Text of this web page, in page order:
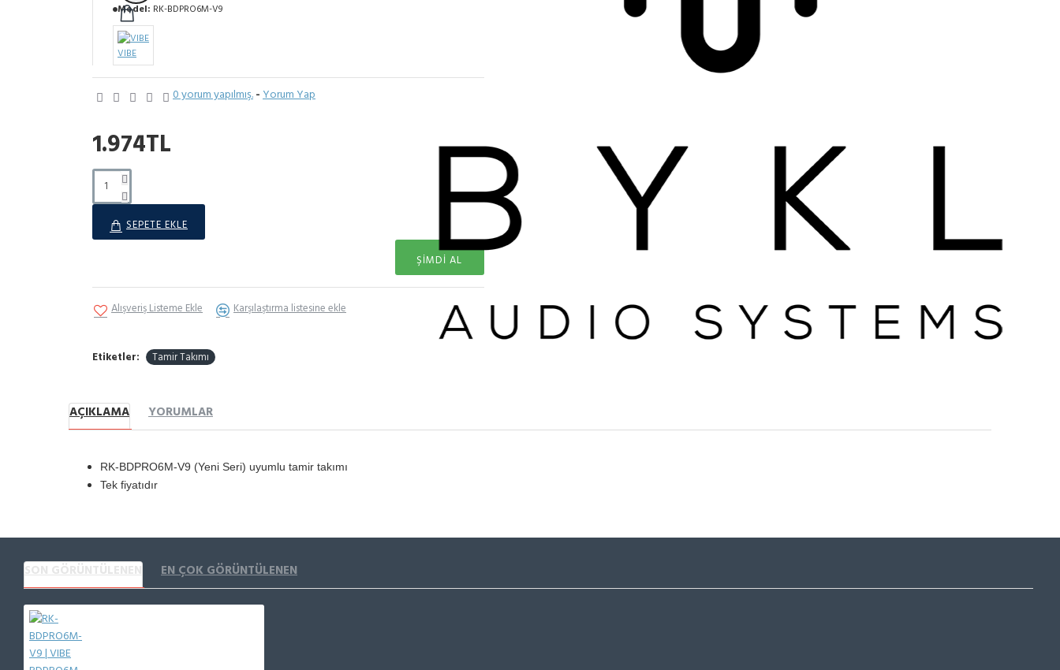
Model: RK-BDPRO6M-V9
VIBE
0 yorum yapılmış. - Yorum Yap
1.974TL
SEPETE EKLE
ŞIMDI AL
Alışveriş Listeme Ekle Karşılaştırma listesine ekle
Etiketler: Tamir Takımı
AÇIKLAMA YORUMLAR
RK-BDPRO6M-V9 (Yeni Seri) uyumlu tamir takımı
Tek fiyatıdır
SON GÖRÜNTÜLENEN EN ÇOK GÖRÜNTÜLENEN